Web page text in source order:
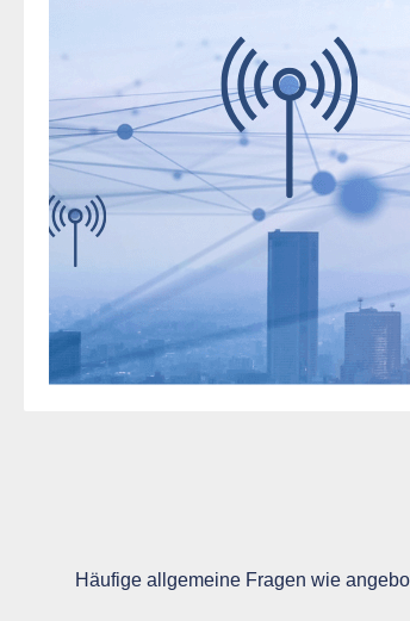
Häufige allgemeine Fragen wie